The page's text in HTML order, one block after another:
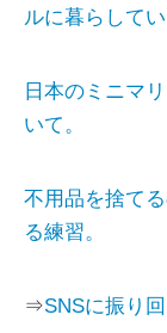
ルに暮らしてい
日本のミニマ
いて。
不用品を捨て
る練習。
⇒SNSに振り